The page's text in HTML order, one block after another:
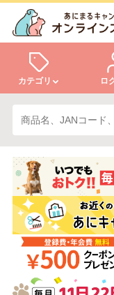
カテゴリ
犬
小動物・鳥
ドッグフード
ロ
ログイン
会員登録
あにまるキャンパ
アフターサービス
商品リクエスト